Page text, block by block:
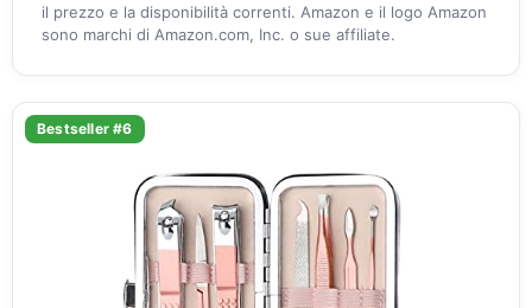
il prezzo e la disponibilità correnti. Amazon e il logo Amazon
sono marchi di Amazon.com, Inc. o sue affiliate.
Bestseller #6